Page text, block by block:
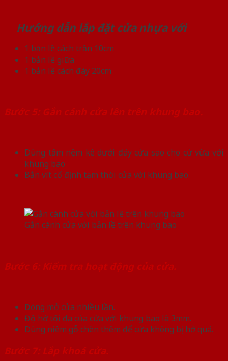
Hướng dẫn lắp đặt cửa nhựa với
1 bản lề cách trần 10cm
1 bản lề giữa
1 bản lề cách đáy 20cm
Bước 5: Gắn cánh cửa lên trên khung bao.
Dùng tấm nệm kê dưới đáy cửa sao cho cử vừa với
khung bao
Bắn vít cố định tạm thời cửa với khung bao.
Gắn cánh cửa với bản lề trên khung bao
Bước 6: Kiểm tra hoạt động của cửa.
Đóng mở cửa nhiều lần.
Độ hở tối đa của cửa với khung bao là 3mm.
Dùng niêm gỗ chèn thêm để cửa không bị hở quá.
Bước 7: Lắp khoá cửa.